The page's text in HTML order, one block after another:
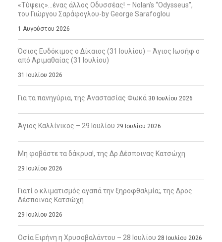
«Τύψεις»…ένας άλλος Οδυσσέας! – Nolan’s “Odysseus”,
του Γιώργου Σαράφογλου-by George Sarafoglou
1 Αυγούστου 2026
Όσιος Ευδόκιμος ο Δίκαιος (31 Ιουλίου) – Άγιος Ιωσήφ ο
από Αριμαθαίας (31 Ιουλίου)
31 Ιουλίου 2026
Για τα πανηγύρια, της Αναστασίας Φωκά 30 Ιουλίου 2026
Άγιος Καλλίνικος – 29 Ιουλίου 29 Ιουλίου 2026
Μη φοβάστε τα δάκρυα!, της Δρ Δέσποινας Κατσώχη
29 Ιουλίου 2026
Γιατί ο κλιματισμός αγαπά την ξηροφθαλμία;, της Δρος
Δέσποινας Κατσώχη
29 Ιουλίου 2026
Οσία Ειρήνη η Χρυσοβαλάντου – 28 Ιουλίου 28 Ιουλίου 2026